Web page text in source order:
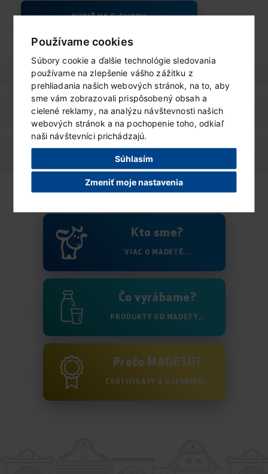
Používame cookies
Súbory cookie a ďalšie technológie sledovania
používame na zlepšenie vášho zážitku z
prehliadania našich webových stránok, na to, aby
sme vám zobrazovali prispôsobený obsah a
cielené reklamy, na analýzu návštevnosti našich
webových stránok a na pochopenie toho, odkiaľ
naši návštevníci prichádzajú.
Súhlasím
Zmeniť moje nastavenia
KÚPIŤ NA E-SHOPU
výživové údaje ZOBRAZIŤ
podobné produkty ZOBRAZIŤ
Kto sme?
VIAC O MADETĚ...
Čo vyrábame?
PRODUKTY OD MADETY...
Prečo MADETU?
CERTIFIKÁTY A OCENENIE...